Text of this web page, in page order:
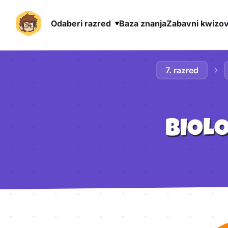
Odaberi razred Baza znanjaZabavni
7. razred